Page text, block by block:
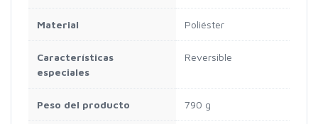
Material ‎Poliéster
Características
especiales
‎Reversible
Peso del producto ‎790 g